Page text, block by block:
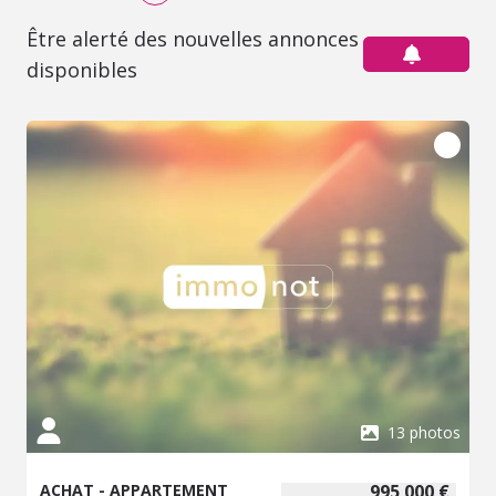
Être alerté des nouvelles annonces
disponibles
13 photos
ACHAT - APPARTEMENT